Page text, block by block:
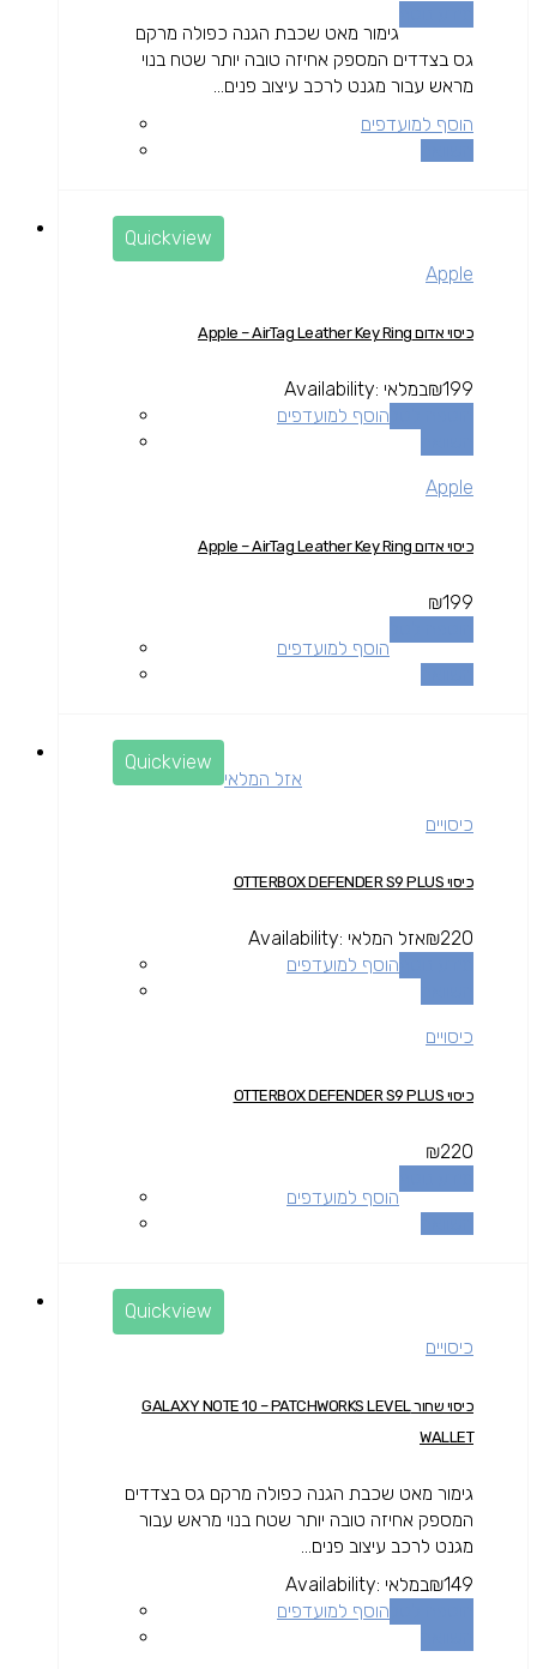
גימור מאט שכבת הגנה כפולה מרקם
גס בצדדים המספק אחיזה טובה יותר שטח בנוי
מראש עבור מגנט לרכב עיצוב פנים...
הוסף למועדפים
Quickview
Apple
כיסוי אדום Apple – AirTag Leather Key Ring
₪199
Availability: במלאי
הוסף למועדפים
Apple
כיסוי אדום Apple – AirTag Leather Key Ring
₪199
הוסף למועדפים
Quickview
אזל המלאי
כיסויים
כיסוי OTTERBOX DEFENDER S9 PLUS
₪220
Availability: אזל המלאי
הוסף למועדפים
כיסויים
כיסוי OTTERBOX DEFENDER S9 PLUS
₪220
הוסף למועדפים
Quickview
כיסויים
כיסוי שחור GALAXY NOTE 10 – PATCHWORKS LEVEL
WALLET
גימור מאט שכבת הגנה כפולה מרקם גס בצדדים
המספק אחיזה טובה יותר שטח בנוי מראש עבור
מגנט לרכב עיצוב פנים...
₪149
Availability: במלאי
הוסף למועדפים